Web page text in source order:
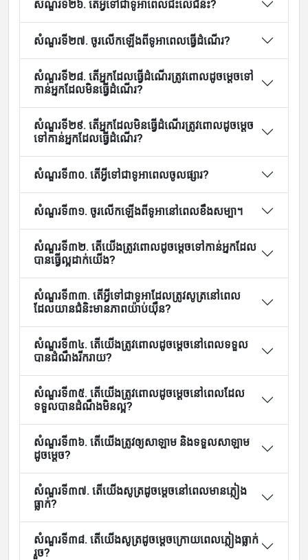
សំណួរទី២៦. តើអ្វីទៅជាទូអាពេលជិះលើជំនិះ?
សំណួរទី២៧. ចូរលើកឡើងពីទូអាពេលធ្វើដំណើរ?
សំណួរទី២៨. តើអ្នកដែលធ្វើដំណើរត្រូវពោលដូចម្តេចទៅ
កាន់អ្នកដែលមិនធ្វើដំណើរ?
សំណួរទី២៩. តើអ្នកដែលមិនធ្វើដំណើរត្រូវពោលដូចម្តេច
ទៅកាន់អ្នកដែលធ្វើដំណើរ?
សំណួរទី៣០. តើអ្វីទៅជាទូអាពេលចូលផ្សារ?
សំណួរទី៣១. ចូរលើកឡើងពីទូអានៅពេលខឹងសម្បា។
សំណួរទី៣២. តើយើងត្រូវពោលដូចម្តេចទៅកាន់អ្នកដែល
បានធ្វើល្អដាក់យើង?
សំណួរទី៣៣. តើអ្វីទៅជាទូអាដែលត្រូវសូត្រនៅពេល
ដែលយានជំនិះមានភាពយ៉ាប់យ៉ឺន?
សំណួរទី៣៤. តើយើងត្រូវពោលដូចម្តេចនៅពេលទទួល
បានដំណឹងរីករាយ?
សំណួរទី៣៥. តើយើងត្រូវពោលដូចម្តេចនៅពេលដែល
ទទួលបានដំណឹងមិនល្អ?
សំណួរទី៣៦. តើយើងត្រូវឲ្យសាឡាម និងទទួលសាឡាម
ដូចម្តេច?
សំណួរទី៣៧. តើយើងសូត្រដូចម្តេចនៅពេលមានភ្លៀង
ធ្លាក់?
សំណួរទី៣៨. តើយើងសូត្រដូចម្តេចក្រោយពេលភ្លៀងធ្លាក់
រួច?